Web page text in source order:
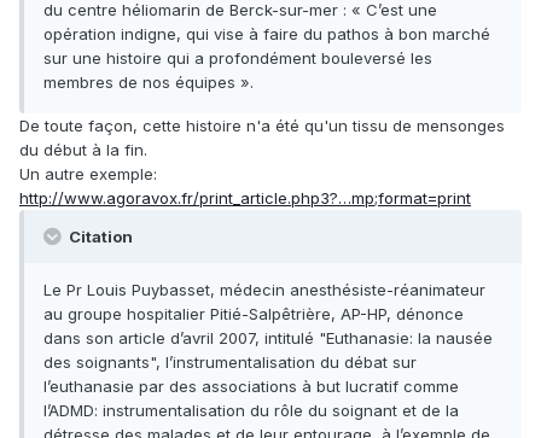
du centre héliomarin de Berck-sur-mer : « C’est une
opération indigne, qui vise à faire du pathos à bon marché
sur une histoire qui a profondément bouleversé les
membres de nos équipes ».
De toute façon, cette histoire n'a été qu'un tissu de mensonges
du début à la fin.
Un autre exemple:
http://www.agoravox.fr/print_article.php3?…mp;format=print
Citation
Le Pr Louis Puybasset, médecin anesthésiste-réanimateur
au groupe hospitalier Pitié-Salpêtrière, AP-HP, dénonce
dans son article d’avril 2007, intitulé "Euthanasie: la nausée
des soignants", l’instrumentalisation du débat sur
l’euthanasie par des associations à but lucratif comme
l’ADMD: instrumentalisation du rôle du soignant et de la